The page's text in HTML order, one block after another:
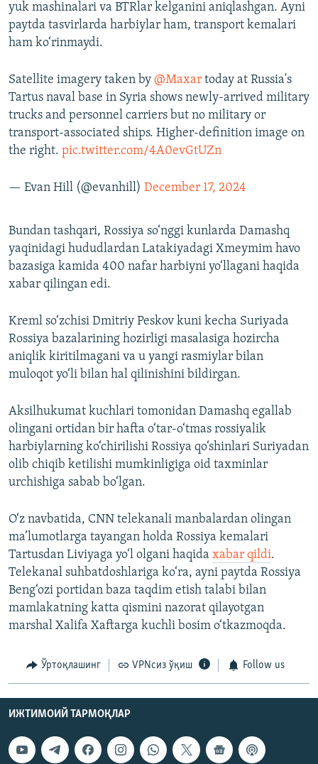
yuk mashinalari va BTRlar kelganini aniqlashgan. Ayni
paytda tasvirlarda harbiylar ham, transport kemalari
ham ko‘rinmaydi.
Satellite imagery taken by @Maxar today at Russia's
Tartus naval base in Syria shows newly-arrived military
trucks and personnel carriers but no military or
transport-associated ships. Higher-definition image on
the right. pic.twitter.com/4A0evGtUZn
— Evan Hill (@evanhill) December 17, 2024
Bundan tashqari, Rossiya so‘nggi kunlarda Damashq
yaqinidagi hududlardan Latakiyadagi Xmeymim havo
bazasiga kamida 400 nafar harbiyni yo‘llagani haqida
xabar qilingan edi.
Kreml so‘zchisi Dmitriy Peskov kuni kecha Suriyada
Rossiya bazalarining hozirligi masalasiga hozircha
aniqlik kiritilmagani va u yangi rasmiylar bilan
muloqot yo‘li bilan hal qilinishini bildirgan.
Aksilhukumat kuchlari tomonidan Damashq egallab
olingani ortidan bir hafta o‘tar-o‘tmas rossiyalik
harbiylarning ko‘chirilishi Rossiya qo‘shinlari Suriyadan
olib chiqib ketilishi mumkinligiga oid taxminlar
urchishiga sabab bo‘lgan.
O‘z navbatida, CNN telekanali manbalardan olingan
ma’lumotlarga tayangan holda Rossiya kemalari
Tartusdan Liviyaga yo‘l olgani haqida xabar qildi.
Telekanal suhbatdoshlariga ko‘ra, ayni paytda Rossiya
Beng‘ozi portidan baza taqdim etish talabi bilan
mamlakatning katta qismini nazorat qilayotgan
marshal Xalifa Xaftarga kuchli bosim o‘tkazmoqda.
Ўртоқлашинг VPNсиз ўқиш Follow us
ИЖТИМОИЙ ТАРМОҚЛАР